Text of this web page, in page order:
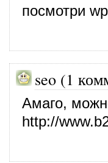
посмотри
seo (1
Амаго,
http://